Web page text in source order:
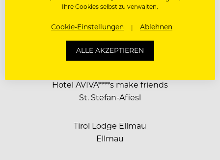
Seewiese Altaussee – TAUROA
Mount Med Resort
Wildschönau
Hotel AVIVA****s make friends
St. Stefan-Afiesl
Tirol Lodge Ellmau
Ellmau
Ihre Cookies selbst zu verwalten.
Cookie-Einstellungen Ablehnen
ALLE AKZEPTIEREN